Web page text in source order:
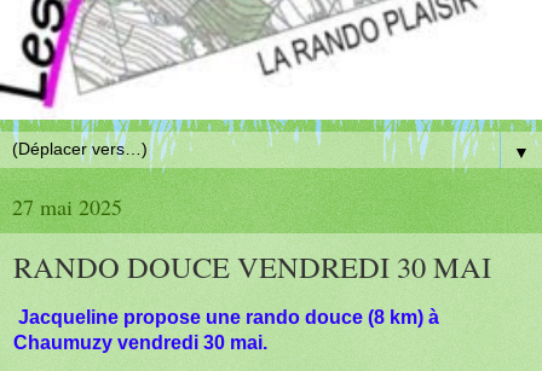
▼
27 mai 2025
RANDO DOUCE VENDREDI 30 MAI
Jacqueline propose une rando douce (8 km) à
Chaumuzy vendredi 30 mai.